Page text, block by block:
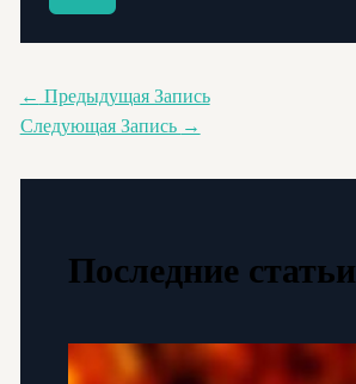
← Предыдущая Запись
Следующая Запись →
Последние статьи